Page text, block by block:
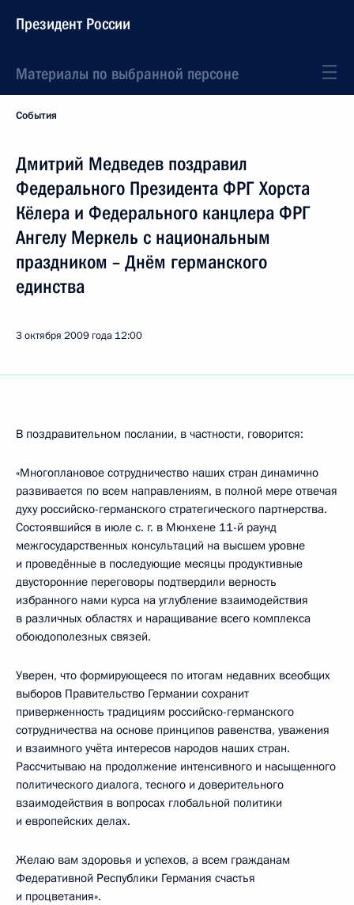
Президент России
Материалы по выбранной персоне
События
Дмитрий Медведев поздравил
Федерального Президента ФРГ Хорста
Кёлера и Федерального канцлера ФРГ
Ангелу Меркель с национальным
праздником – Днём германского
единства
3 октября 2009 года 12:00
В поздравительном послании, в частности, говорится:
«Многоплановое сотрудничество наших стран динамично
развивается по всем направлениям, в полной мере отвечая
духу российско-германского стратегического партнерства.
Состоявшийся в июле с. г. в Мюнхене 11-й раунд
межгосударственных консультаций на высшем уровне
и проведённые в последующие месяцы продуктивные
двусторонние переговоры подтвердили верность
избранного нами курса на углубление взаимодействия
в различных областях и наращивание всего комплекса
обоюдополезных связей.
Уверен, что формирующееся по итогам недавних всеобщих
выборов Правительство Германии сохранит
приверженность традициям российско-германского
сотрудничества на основе принципов равенства, уважения
и взаимного учёта интересов народов наших стран.
Рассчитываю на продолжение интенсивного и насыщенного
политического диалога, тесного и доверительного
взаимодействия в вопросах глобальной политики
и европейских делах.
Желаю вам здоровья и успехов, а всем гражданам
Федеративной Республики Германия счастья
и процветания».